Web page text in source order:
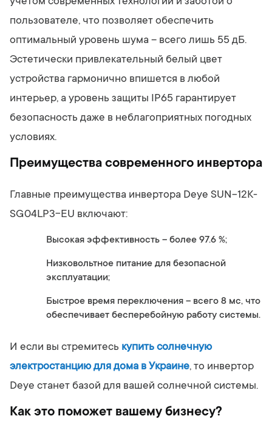
пользователе, что позволяет обеспечить
оптимальный уровень шума – всего лишь 55 дБ.
Эстетически привлекательный белый цвет
устройства гармонично впишется в любой
интерьер, а уровень защиты IP65 гарантирует
безопасность даже в неблагоприятных погодных
условиях.
Преимущества современного инвертора
Главные преимущества инвертора Deye SUN-12K-
SG04LP3-EU включают:
Высокая эффективность – более 97.6 %;
Низковольтное питание для безопасной
эксплуатации;
Быстрое время переключения – всего 8 мс, что
обеспечивает бесперебойную работу системы.
И если вы стремитесь купить солнечную
электростанцию для дома в Украине, то инвертор
Deye станет базой для вашей солнечной системы.
Как это поможет вашему бизнесу?